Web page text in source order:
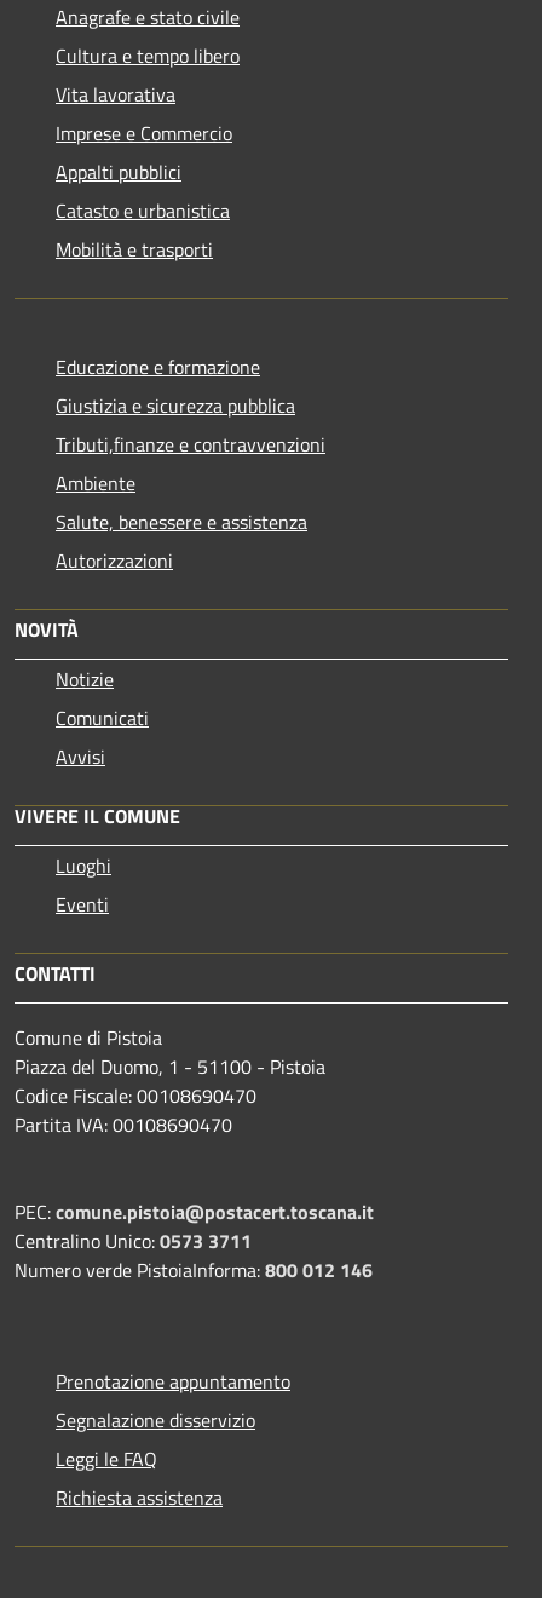
Anagrafe e stato civile
Cultura e tempo libero
Vita lavorativa
Imprese e Commercio
Appalti pubblici
Catasto e urbanistica
Mobilità e trasporti
Educazione e formazione
Giustizia e sicurezza pubblica
Tributi,finanze e contravvenzioni
Ambiente
Salute, benessere e assistenza
Autorizzazioni
NOVITÀ
Notizie
Comunicati
Avvisi
VIVERE IL COMUNE
Luoghi
Eventi
CONTATTI
Comune di Pistoia
Piazza del Duomo, 1 - 51100 - Pistoia
Codice Fiscale: 00108690470
Partita IVA: 00108690470
PEC:comune.pistoia@postacert.toscana.it
Centralino Unico:0573 3711
Numero verde PistoiaInforma:800 012 146
Prenotazione appuntamento
Segnalazione disservizio
Leggi le FAQ
Richiesta assistenza